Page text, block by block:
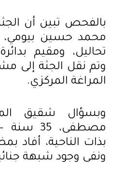
بالفحص تبين أن
تحاليل، ومقيم
وتم نقل الجثة إلى
المراغة المركزي.
وبسؤال شقيق
مصطفى،
بذات الناحية، أفاد
ونفى وجود شبهة